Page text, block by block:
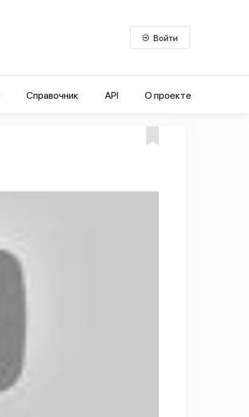
Войти
Справочник API О проекте